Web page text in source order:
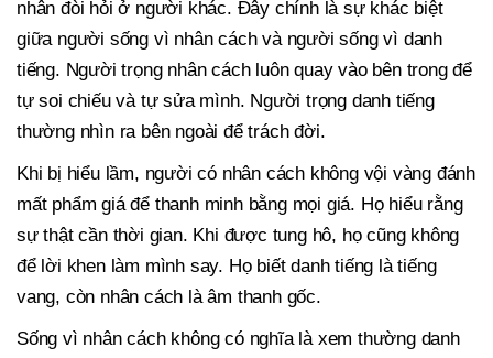
nhân đòi hỏi ở người khác. Đây chính là sự khác biệt
giữa người sống vì nhân cách và người sống vì danh
tiếng. Người trọng nhân cách luôn quay vào bên trong để
tự soi chiếu và tự sửa mình. Người trọng danh tiếng
thường nhìn ra bên ngoài để trách đời.
Khi bị hiểu lầm, người có nhân cách không vội vàng đánh
mất phẩm giá để thanh minh bằng mọi giá. Họ hiểu rằng
sự thật cần thời gian. Khi được tung hô, họ cũng không
để lời khen làm mình say. Họ biết danh tiếng là tiếng
vang, còn nhân cách là âm thanh gốc.
Sống vì nhân cách không có nghĩa là xem thường danh